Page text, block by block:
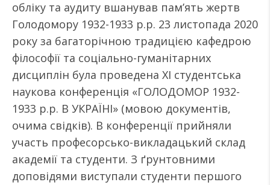
обліку та аудиту вшанував пам’ять жертв
Голодомору 1932-1933 р.р. 23 листопада 2020
року за багаторічною традицією кафедрою
філософії та соціально-гуманітарних
дисциплін була проведена ХІ студентська
наукова конференція «ГОЛОДОМОР 1932-
1933 р.р. В УКРАЇНІ» (мовою документів,
очима свідків). В конференції прийняли
участь професорсько-викладацький склад
академії та студенти. З ґрунтовними
доповідями виступали студенти першого